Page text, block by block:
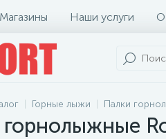
Магазины Наши услуги О
Горные лыжи Палки